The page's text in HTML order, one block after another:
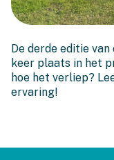
De derde editie
keer plaats in het
hoe het verliep?
ervaring!